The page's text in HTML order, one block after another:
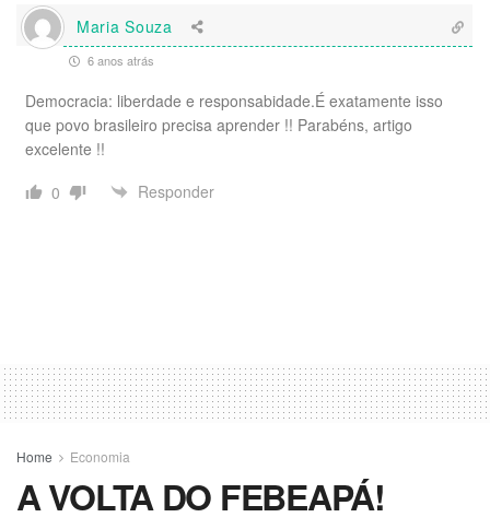
Maria Souza
6 anos atrás
Democracia: liberdade e responsabidade.É exatamente isso
que povo brasileiro precisa aprender !! Parabéns, artigo
excelente !!
0
Responder
Home Economia
A VOLTA DO FEBEAPÁ!